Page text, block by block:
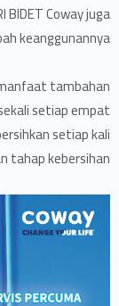
BIDET Coway juga
keanggunannya.
tambahan
setiap empat
setiap kali
tahap kebersihan.